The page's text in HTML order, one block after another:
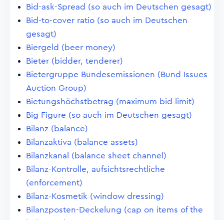
Bid-ask-Spread (so auch im Deutschen gesagt)
Bid-to-cover ratio (so auch im Deutschen
gesagt)
Biergeld (beer money)
Bieter (bidder, tenderer)
Bietergruppe Bundesemissionen (Bund Issues
Auction Group)
Bietungshöchstbetrag (maximum bid limit)
Big Figure (so auch im Deutschen gesagt)
Bilanz (balance)
Bilanzaktiva (balance assets)
Bilanzkanal (balance sheet channel)
Bilanz-Kontrolle, aufsichtsrechtliche
(enforcement)
Bilanz-Kosmetik (window dressing)
Bilanzposten-Deckelung (cap on items of the